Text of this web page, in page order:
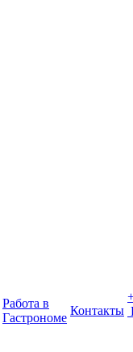
Работа в
Гастрономе
Контакты